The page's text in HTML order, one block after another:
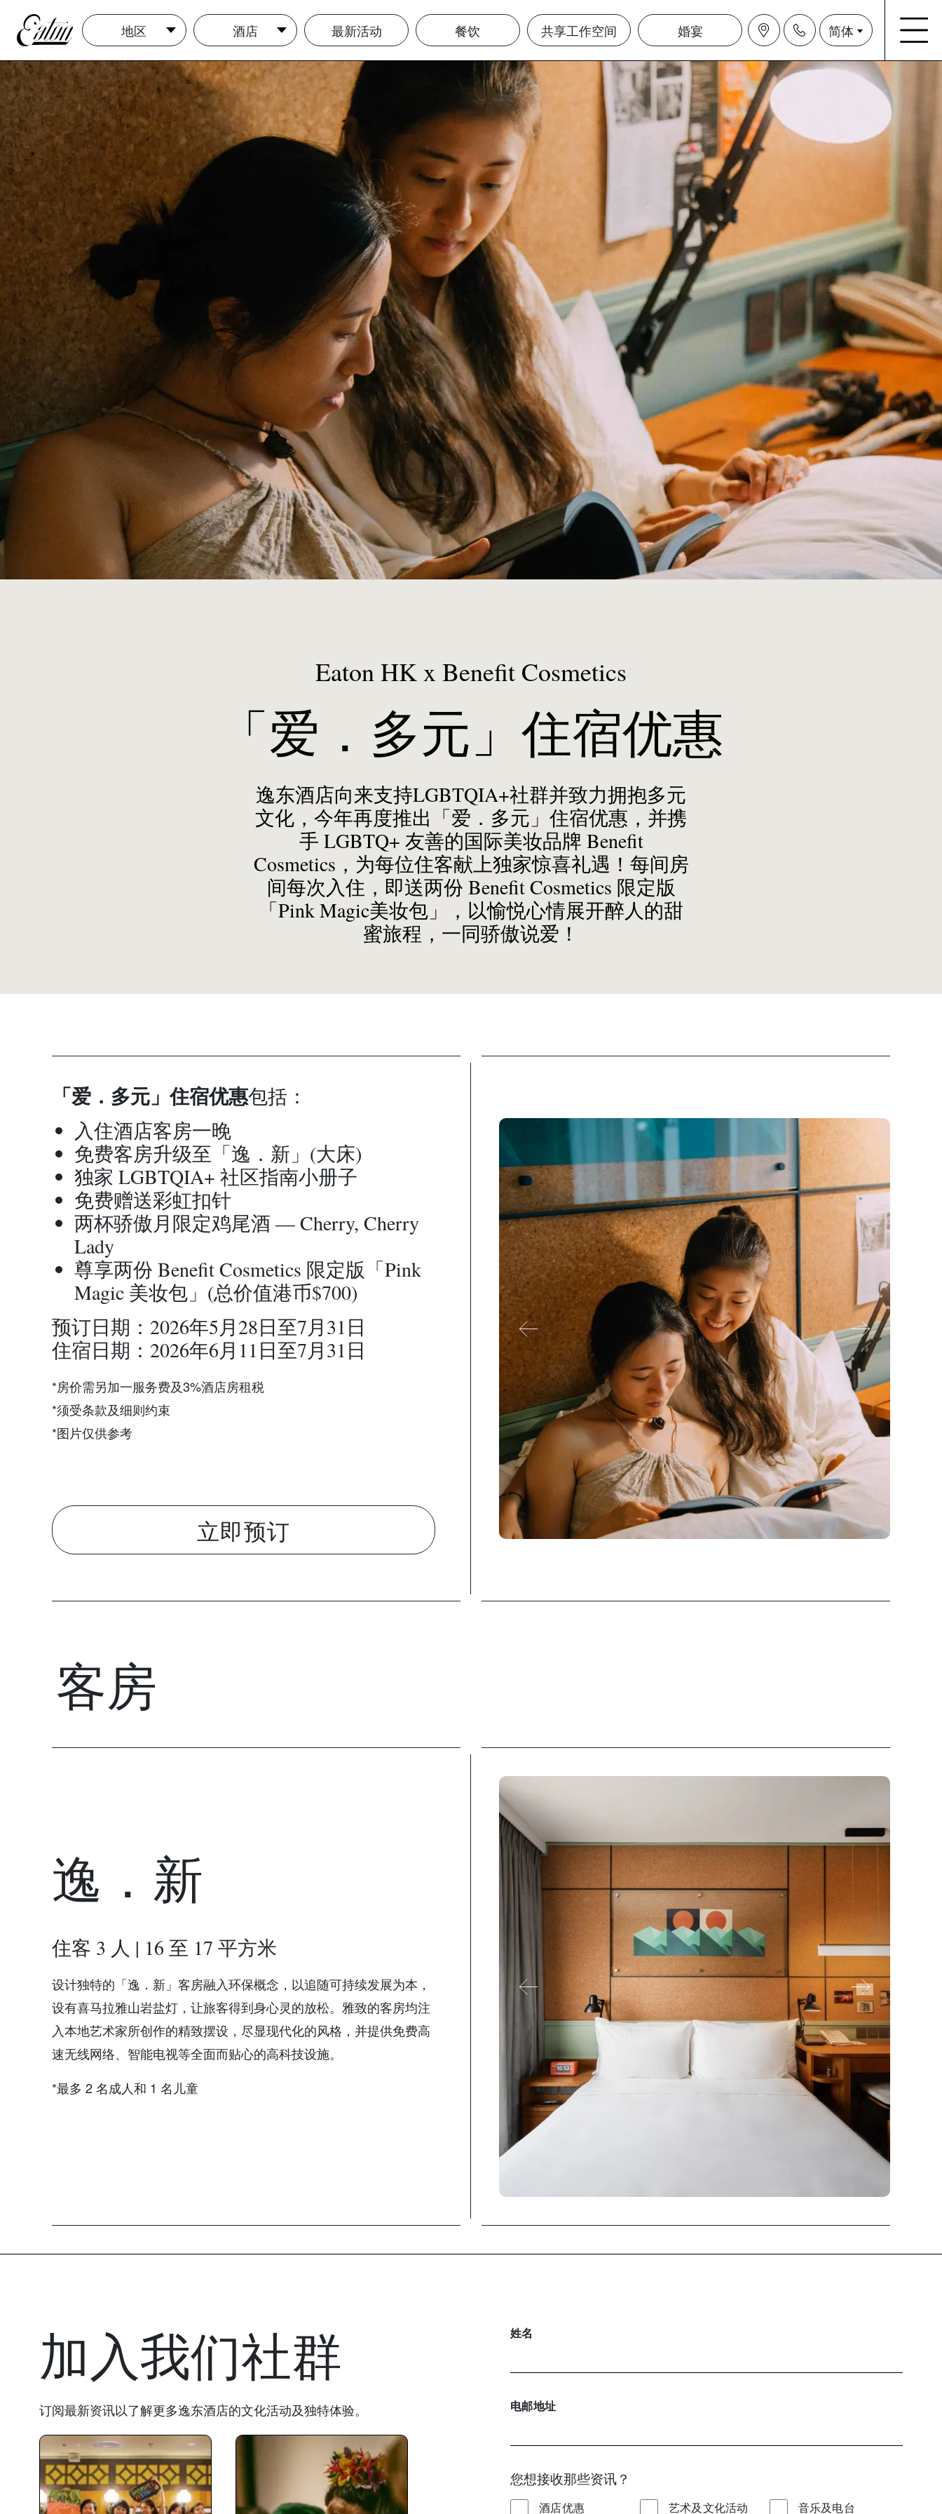
地区 酒店 最新活动 餐饮 共享工作空间 婚宴 简体
Eaton HK x Benefit Cosmetics
「爱．多元」住宿优惠
逸东酒店向来支持LGBTQIA+社群并致力拥抱多元
文化，今年再度推出「爱．多元」住宿优惠，并携
手 LGBTQ+ 友善的国际美妆品牌 Benefit
Cosmetics，为每位住客献上独家惊喜礼遇！每间房
间每次入住，即送两份 Benefit Cosmetics 限定版
「Pink Magic美妆包」，以愉悦心情展开醉人的甜
蜜旅程，一同骄傲说爱！
「爱．多元」住宿优惠包括：
入住酒店客房一晚
免费客房升级至「逸．新」(大床)
独家 LGBTQIA+ 社区指南小册子
免费赠送彩虹扣针
两杯骄傲月限定鸡尾酒 — Cherry, Cherry
Lady
尊享两份 Benefit Cosmetics 限定版「Pink
Magic 美妆包」(总价值港币$700)
预订日期：2026年5月28日至7月31日
住宿日期：2026年6月11日至7月31日
*房价需另加一服务费及3%酒店房租税
*须受条款及细则约束
*图片仅供参考
立即预订
客房
逸．新
住客 3 人 | 16 至 17 平方米
设计独特的「逸．新」客房融入环保概念，以追随可持续发展为本，
设有喜马拉雅山岩盐灯，让旅客得到身心灵的放松。雅致的客房均注
入本地艺术家所创作的精致摆设，尽显现代化的风格，并提供免费高
速无线网络、智能电视等全面而贴心的高科技设施。
*最多 2 名成人和 1 名儿童
加入我们社群
订阅最新资讯以了解更多逸东酒店的文化活动及独特体验。
姓名
电邮地址
您想接收那些资讯？
酒店优惠 艺术及文化活动 音乐及电台